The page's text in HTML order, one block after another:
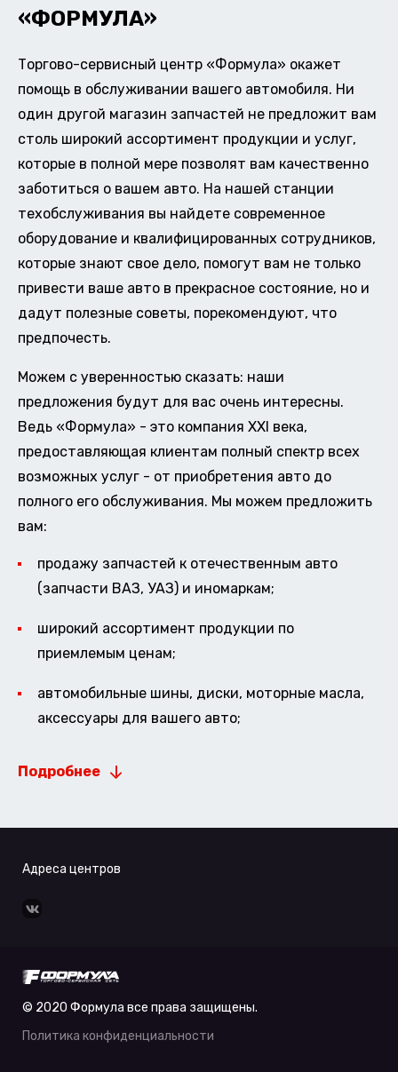
«ФОРМУЛА»
Торгово-сервисный центр «Формула» окажет
помощь в обслуживании вашего автомобиля. Ни
один другой магазин запчастей не предложит вам
столь широкий ассортимент продукции и услуг,
которые в полной мере позволят вам качественно
заботиться о вашем авто. На нашей станции
техобслуживания вы найдете современное
оборудование и квалифицированных сотрудников,
которые знают свое дело, помогут вам не только
привести ваше авто в прекрасное состояние, но и
дадут полезные советы, порекомендуют, что
предпочесть.
Можем с уверенностью сказать: наши
предложения будут для вас очень интересны.
Ведь «Формула» - это компания XXI века,
предоставляющая клиентам полный спектр всех
возможных услуг - от приобретения авто до
полного его обслуживания. Мы можем предложить
вам:
продажу запчастей к отечественным авто
(запчасти ВАЗ, УАЗ) и иномаркам;
широкий ассортимент продукции по
приемлемым ценам;
автомобильные шины, диски, моторные масла,
аксессуары для вашего авто;
Подробнее
Адреса центров
© 2020 Формула все права защищены.
Политика конфиденциальности